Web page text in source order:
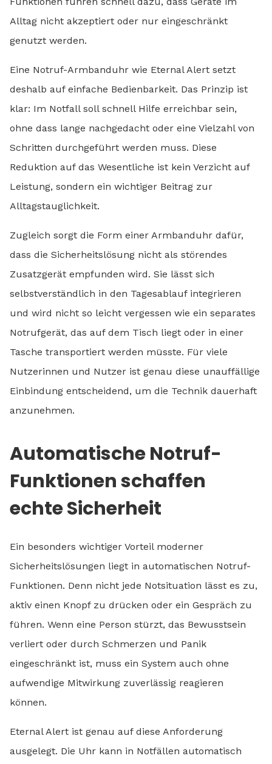
Alltag nicht akzeptiert oder nur eingeschränkt
genutzt werden.
Eine Notruf-Armbanduhr wie Eternal Alert setzt
deshalb auf einfache Bedienbarkeit. Das Prinzip ist
klar: Im Notfall soll schnell Hilfe erreichbar sein,
ohne dass lange nachgedacht oder eine Vielzahl von
Schritten durchgeführt werden muss. Diese
Reduktion auf das Wesentliche ist kein Verzicht auf
Leistung, sondern ein wichtiger Beitrag zur
Alltagstauglichkeit.
Zugleich sorgt die Form einer Armbanduhr dafür,
dass die Sicherheitslösung nicht als störendes
Zusatzgerät empfunden wird. Sie lässt sich
selbstverständlich in den Tagesablauf integrieren
und wird nicht so leicht vergessen wie ein separates
Notrufgerät, das auf dem Tisch liegt oder in einer
Tasche transportiert werden müsste. Für viele
Nutzerinnen und Nutzer ist genau diese unauffällige
Einbindung entscheidend, um die Technik dauerhaft
anzunehmen.
Automatische Notruf-
Funktionen schaffen
echte Sicherheit
Ein besonders wichtiger Vorteil moderner
Sicherheitslösungen liegt in automatischen Notruf-
Funktionen. Denn nicht jede Notsituation lässt es zu,
aktiv einen Knopf zu drücken oder ein Gespräch zu
führen. Wenn eine Person stürzt, das Bewusstsein
verliert oder durch Schmerzen und Panik
eingeschränkt ist, muss ein System auch ohne
aufwendige Mitwirkung zuverlässig reagieren
können.
Eternal Alert ist genau auf diese Anforderung
ausgelegt. Die Uhr kann in Notfällen automatisch